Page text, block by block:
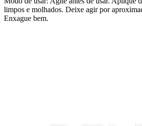
limpos e molhados. Deixe agir por
Enxague bem.